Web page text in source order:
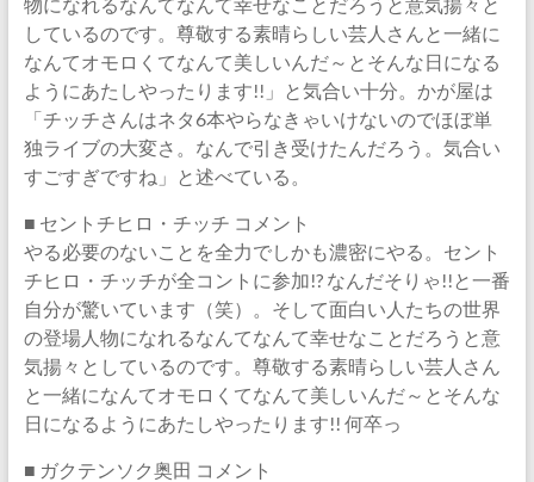
しているのです。尊敬する素晴らしい芸人さんと一緒に
なんてオモロくてなんて美しいんだ～とそんな日になる
ようにあたしやったります!!」と気合い十分。かが屋は
「チッチさんはネタ6本やらなきゃいけないのでほぼ単
独ライブの大変さ。なんで引き受けたんだろう。気合い
すごすぎですね」と述べている。
■ セントチヒロ・チッチ コメント
やる必要のないことを全力でしかも濃密にやる。セント
チヒロ・チッチが全コントに参加!? なんだそりゃ!!と一番
自分が驚いています（笑）。そして面白い人たちの世界
の登場人物になれるなんてなんて幸せなことだろうと意
気揚々としているのです。尊敬する素晴らしい芸人さん
と一緒になんてオモロくてなんて美しいんだ～とそんな
日になるようにあたしやったります!! 何卒っ
■ ガクテンソク奥田 コメント